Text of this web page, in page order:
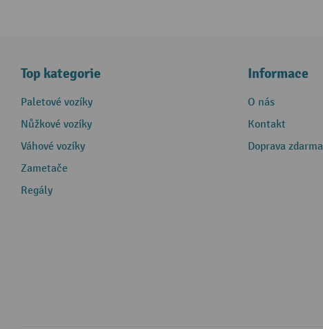
Top kategorie
Paletové vozíky
Nůžkové vozíky
Váhové vozíky
Zametače
Regály
Informace
O nás
Kontakt
Doprava zdarma